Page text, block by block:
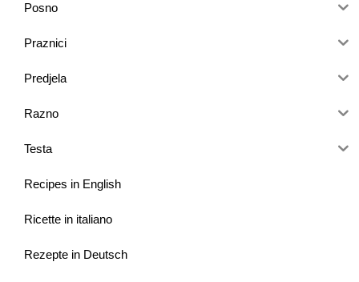
Posno
Praznici
Predjela
Razno
Testa
Recipes in English
Ricette in italiano
Rezepte in Deutsch